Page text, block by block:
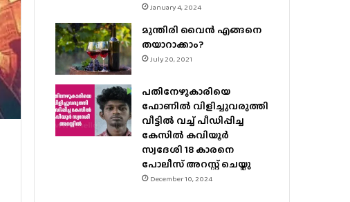
January 4, 2024
മുന്തിരി വൈന്‍ എങ്ങനെ
തയാറാക്കാം?
July 20, 2021
പതിനേഴുകാരിയെ
ഫോണിൽ വിളിച്ചുവരുത്തി
വീട്ടിൽ വച്ച് പീഡിപ്പിച്ച
കേസിൽ കവിയൂർ
സ്വദേശി 18 കാരനെ
പോലീസ് അറസ്റ്റ് ചെയ്തു
December 10, 2024